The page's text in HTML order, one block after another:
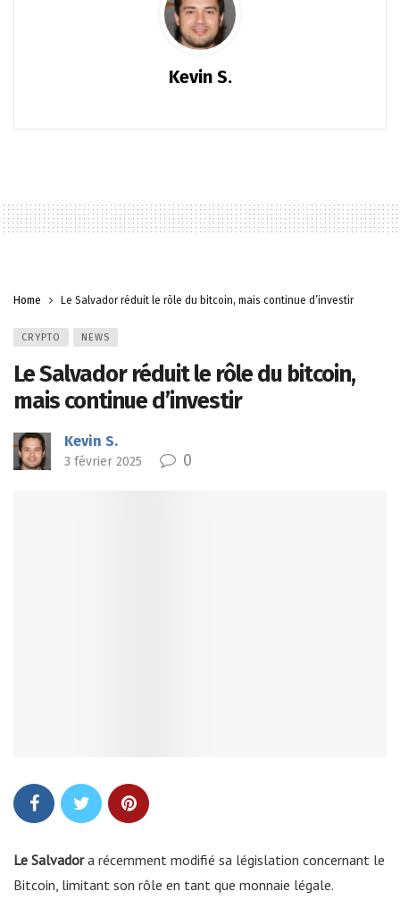
Kevin S.
Home Le Salvador réduit le rôle du bitcoin, mais continue d’investir
CRYPTO NEWS
Le Salvador réduit le rôle du bitcoin,
mais continue d’investir
Kevin S.
3 février 2025 0
Le Salvadora récemment modifié sa législation concernant le
Bitcoin, limitant son rôle en tant que monnaie légale.